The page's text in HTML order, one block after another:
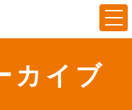
カイブ